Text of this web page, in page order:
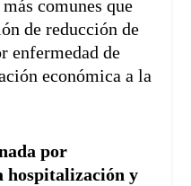
comunes que
de reducción de
enfermedad de
económica a la
por
hospitalización y